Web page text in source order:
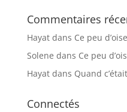
Commentaires
Hayatdans Ce peu
Solene dans Ce peu
Hayatdans Quand
Connectés